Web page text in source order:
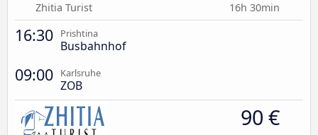
Zhitia Turist 16h 30min
16:30 Prishtina
Busbahnhof
09:00 Karlsruhe
ZOB
90 €